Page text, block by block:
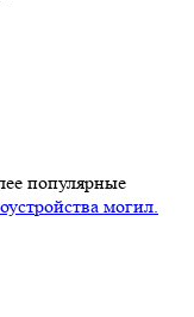
популярные
могил.